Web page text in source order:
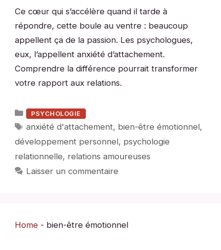
Ce cœur qui s’accélère quand il tarde à
répondre, cette boule au ventre : beaucoup
appellent ça de la passion. Les psychologues,
eux, l’appellent anxiété d’attachement.
Comprendre la différence pourrait transformer
votre rapport aux relations.
Catégories
PSYCHOLOGIE
Étiquettes
anxiété d'attachement, bien-être émotionnel,
développement personnel, psychologie
relationnelle, relations amoureuses
Laisser un commentaire
Home - bien-être émotionnel